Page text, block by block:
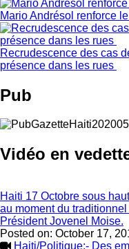
Mario Andrésol renforce
Recrudescence des cas
présence dans les rues
Pub
Vidéo en
Haiti 17 Octobre sous
au moment du
Président Jovenel Moise.
Posted on: October 17,
Haiti/Politique:- Des